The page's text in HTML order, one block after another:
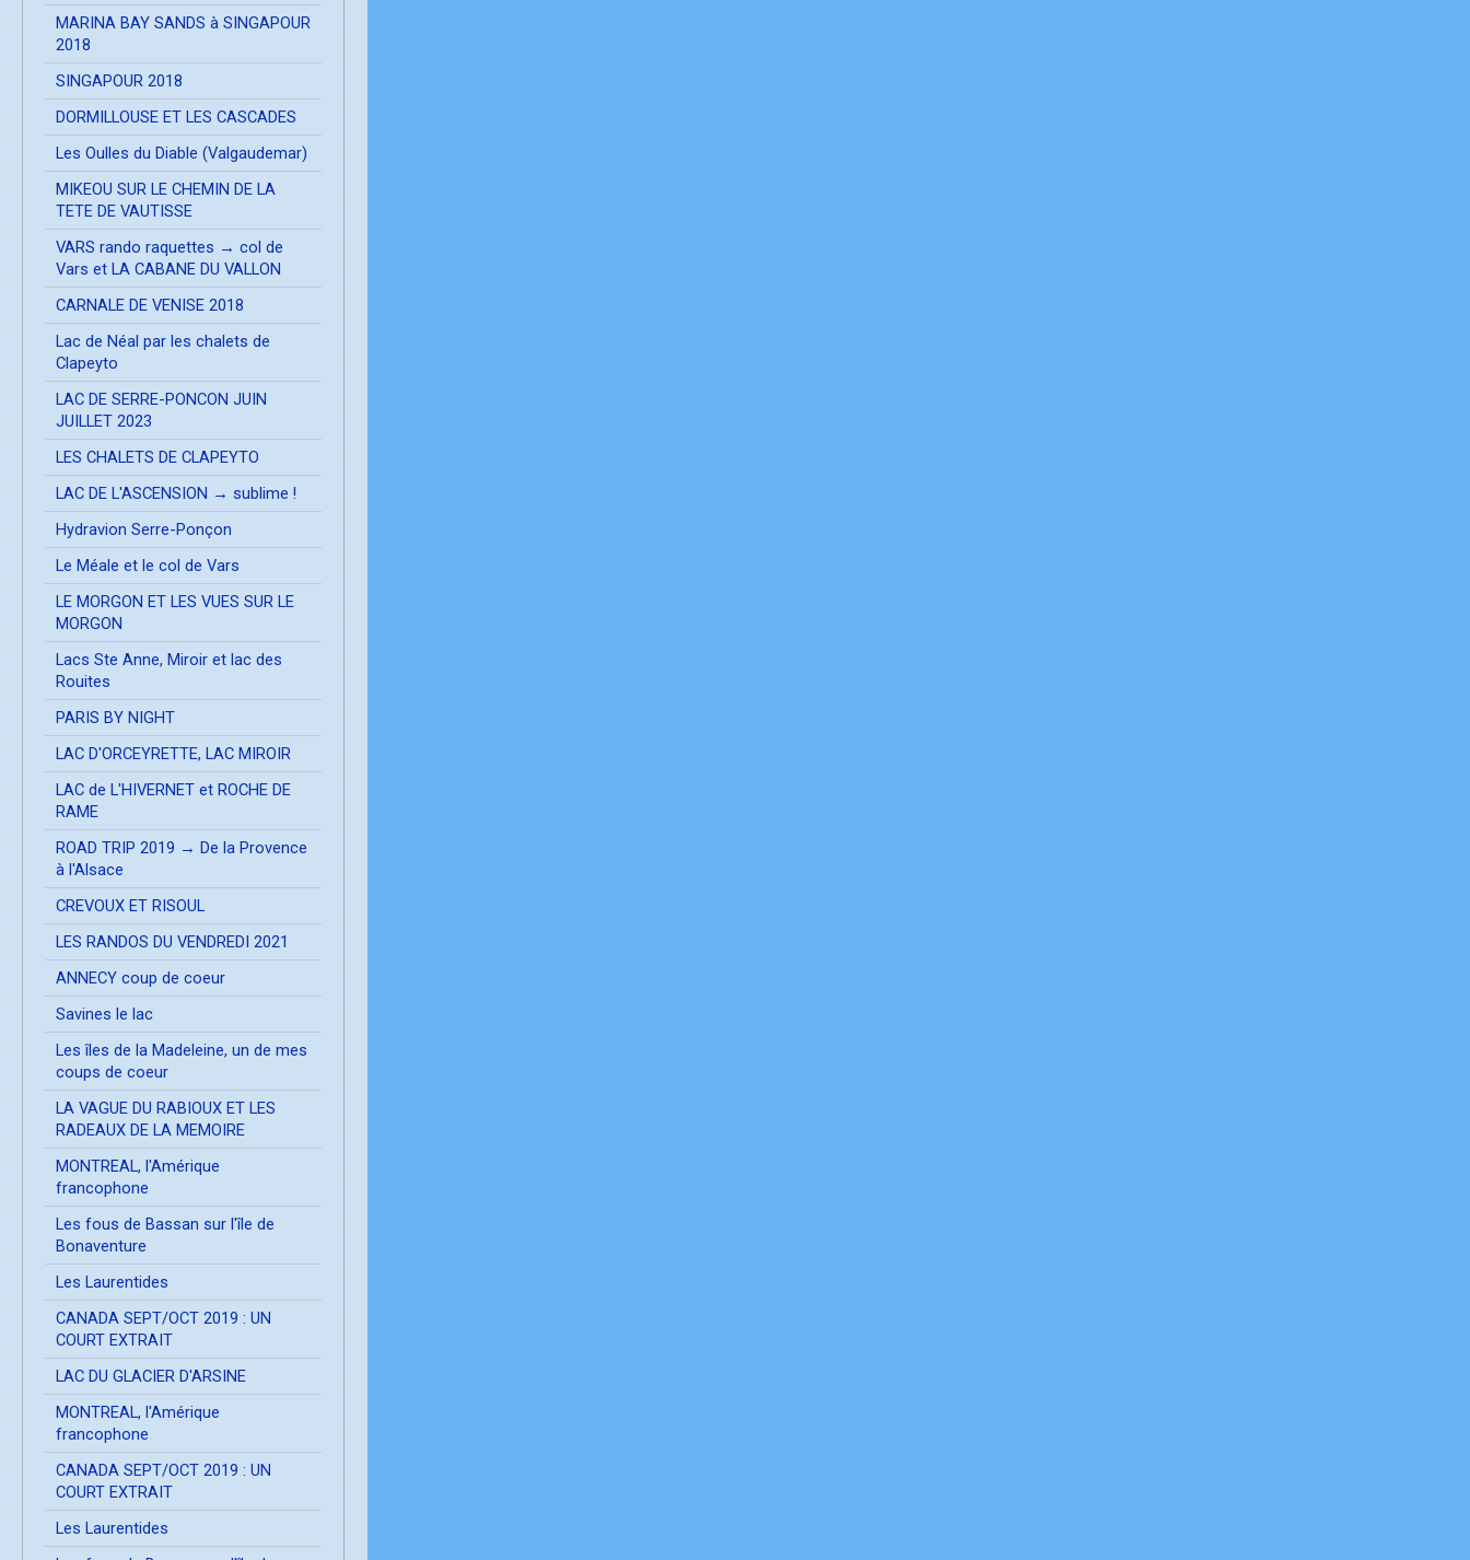
MARINA BAY SANDS à SINGAPOUR
2018
SINGAPOUR 2018
DORMILLOUSE ET LES CASCADES
Les Oulles du Diable (Valgaudemar)
MIKEOU SUR LE CHEMIN DE LA
TETE DE VAUTISSE
VARS rando raquettes → col de
Vars et LA CABANE DU VALLON
CARNALE DE VENISE 2018
Lac de Néal par les chalets de
Clapeyto
LAC DE SERRE-PONCON JUIN
JUILLET 2023
LES CHALETS DE CLAPEYTO
LAC DE L'ASCENSION → sublime !
Hydravion Serre-Ponçon
Le Méale et le col de Vars
LE MORGON ET LES VUES SUR LE
MORGON
Lacs Ste Anne, Miroir et lac des
Rouites
PARIS BY NIGHT
LAC D'ORCEYRETTE, LAC MIROIR
LAC de L'HIVERNET et ROCHE DE
RAME
ROAD TRIP 2019 → De la Provence
à l'Alsace
CREVOUX ET RISOUL
LES RANDOS DU VENDREDI 2021
ANNECY coup de coeur
Savines le lac
Les îles de la Madeleine, un de mes
coups de coeur
LA VAGUE DU RABIOUX ET LES
RADEAUX DE LA MEMOIRE
MONTREAL, l'Amérique
francophone
Les fous de Bassan sur l'île de
Bonaventure
Les Laurentides
CANADA SEPT/OCT 2019 : UN
COURT EXTRAIT
LAC DU GLACIER D'ARSINE
MONTREAL, l'Amérique
francophone
CANADA SEPT/OCT 2019 : UN
COURT EXTRAIT
Les Laurentides